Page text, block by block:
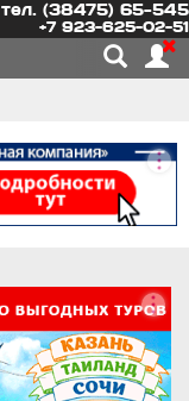
тел. (38475) 65-545
+7 923-625-02-51